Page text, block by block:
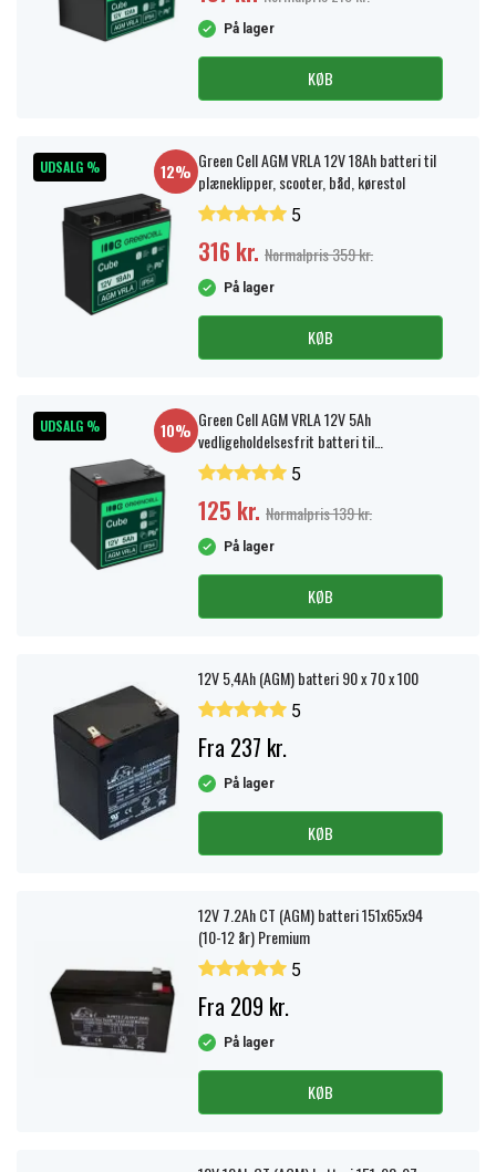
På lager
KØB
UDSALG % 12% Green Cell AGM VRLA 12V 18Ah batteri til
plæneklipper, scooter, båd, kørestol
5
316 kr. Normalpris 359 kr.
På lager
KØB
UDSALG % 10% Green Cell AGM VRLA 12V 5Ah
vedligeholdelsesfrit batteri til
alarmsystem, kasseapparat, legetøj
5
125 kr. Normalpris 139 kr.
På lager
KØB
12V 5,4Ah (AGM) batteri 90 x 70 x 100
5
Fra 237 kr.
På lager
KØB
12V 7.2Ah CT (AGM) batteri 151x65x94
(10-12 år) Premium
5
Fra 209 kr.
På lager
KØB